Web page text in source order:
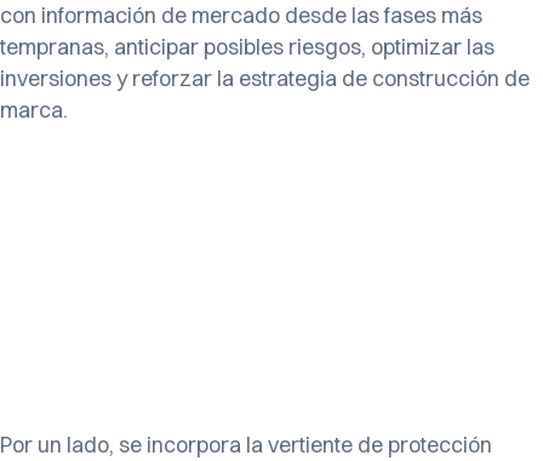
con información de mercado desde las fases más
tempranas, anticipar posibles riesgos, optimizar las
inversiones y reforzar la estrategia de construcción de
marca.
Por un lado, se incorpora la vertiente de protección